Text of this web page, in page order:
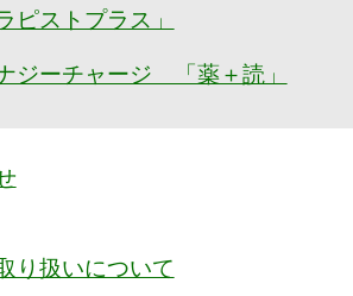
ピストプラス」
ジーチャージ 「薬＋読」
り扱いについて